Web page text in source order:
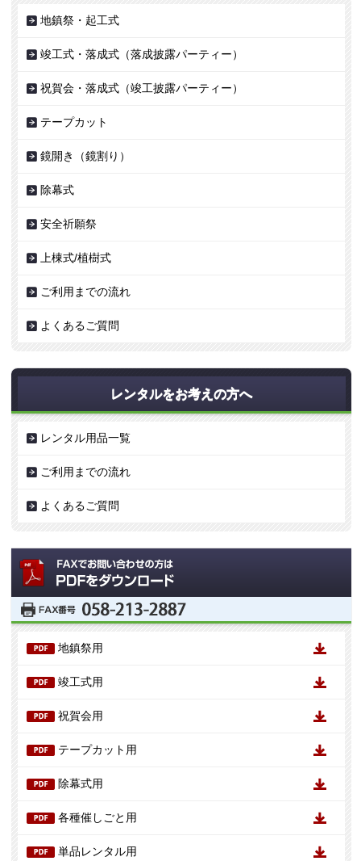
地鎮祭・起工式
竣工式・落成式（落成披露パーティー）
祝賀会・落成式（竣工披露パーティー）
テープカット
鏡開き（鏡割り）
除幕式
安全祈願祭
上棟式/植樹式
ご利用までの流れ
よくあるご質問
レンタルをお考えの方へ
レンタル用品一覧
ご利用までの流れ
よくあるご質問
地鎮祭用
竣工式用
祝賀会用
テープカット用
除幕式用
各種催しごと用
単品レンタル用